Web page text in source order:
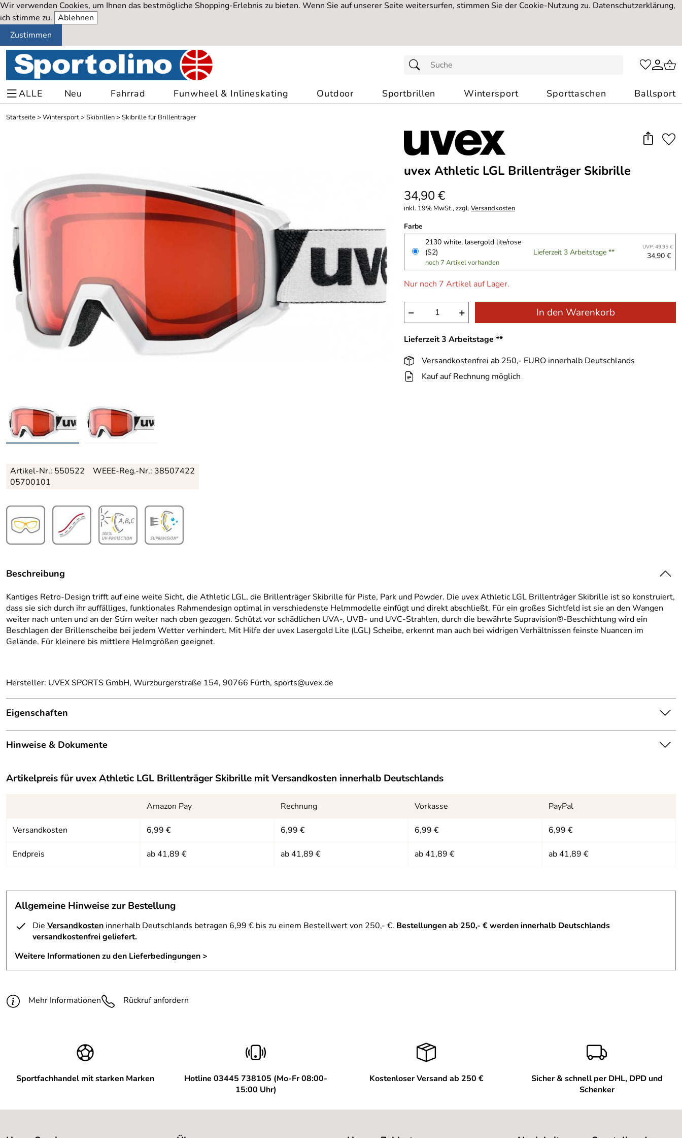
Wir verwenden Cookies, um Ihnen das bestmögliche Shopping-Erlebnis zu bieten. Wenn Sie auf unserer Seite weitersurfen, stimmen Sie der Cookie-Nutzung zu. Datenschutzerklärung,
ich stimme zu. Ablehnen
Zustimmen
ALLE Neu Fahrrad Funwheel & Inlineskating Outdoor Sportbrillen Wintersport Sporttaschen Ballsport
Startseite> Wintersport> Skibrillen> Skibrille für Brillenträger
uvex Athletic LGL Brillenträger Skibrille
34,90 €
inkl. 19% MwSt., zzgl.Versandkosten
Farbe
2130 white, lasergold lite/rose
(S2)
noch 7 Artikel vorhanden
Lieferzeit 3 Arbeitstage ** UVP: 49,95 €
34,90 €
Nur noch 7 Artikel auf Lager.
− + In den Warenkorb
Lieferzeit 3 Arbeitstage **
Versandkostenfrei ab 250,- EURO innerhalb Deutschlands
Kauf auf Rechnung möglich
Artikel-Nr.: 550522
05700101
WEEE-Reg.-Nr.: 38507422
Beschreibung
Kantiges Retro-Design trifft auf eine weite Sicht, die Athletic LGL, die Brillenträger Skibrille für Piste, Park und Powder. Die uvex Athletic LGL Brillenträger Skibrille ist so konstruiert,
dass sie sich durch ihr auffälliges, funktionales Rahmendesign optimal in verschiedenste Helmmodelle einfügt und direkt abschließt. Für ein großes Sichtfeld ist sie an den Wangen
weiter nach unten und an der Stirn weiter nach oben gezogen. Schützt vor schädlichen UVA-, UVB- und UVC-Strahlen, durch die bewährte Supravision®-Beschichtung wird ein
Beschlagen der Brillenscheibe bei jedem Wetter verhindert. Mit Hilfe der uvex Lasergold Lite (LGL) Scheibe, erkennt man auch bei widrigen Verhältnissen feinste Nuancen im
Gelände. Für kleinere bis mittlere Helmgrößen geeignet.
Hersteller: UVEX SPORTS GmbH, Würzburgerstraße 154, 90766 Fürth, sports@uvex.de
Eigenschaften
Ausstattung
Belüftung:
Brillenträgertauglich:
ja
Hinweise & Dokumente
Dokumente zum Download:
Artikelpreis füruvex Athletic LGL Brillenträger Skibrille mit Versandkosten innerhalb Deutschlands
Amazon Pay Rechnung Vorkasse PayPal
Versandkosten 6,99 € 6,99 € 6,99 € 6,99 €
Endpreis ab 41,89 € ab 41,89 € ab 41,89 € ab 41,89 €
Allgemeine Hinweise zur Bestellung
Die Versandkosten innerhalb Deutschlands betragen 6,99 € bis zu einem Bestellwert von 250,- €. Bestellungen ab 250,- € werden innerhalb Deutschlands
versandkostenfrei geliefert.
Weitere Informationen zu den Lieferbedingungen >
Mehr Informationen Rückruf anfordern
Sportfachhandel mit starken Marken
Hotline 03445 738105 (Mo-Fr 08:00-
15:00 Uhr)
Kostenloser Versand ab 250 €
Sicher & schnell per DHL, DPD und
Schenker